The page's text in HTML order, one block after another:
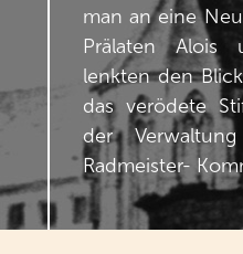
man an eine
Prälaten Alois
lenkten den
das verödete
der
Radmeister-